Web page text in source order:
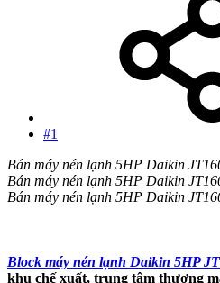
#1
Bán máy nén lạnh 5HP Daikin
Bán máy nén lạnh 5HP Daikin
Bán máy nén lạnh 5HP Daikin
Block máy nén lạnh Daikin 5HP
khu chế xuất, trung tâm thương